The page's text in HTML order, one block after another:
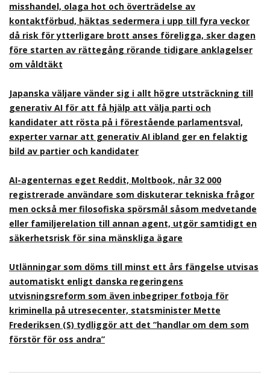
misshandel, olaga hot och överträdelse av
kontaktförbud, häktas sedermera i upp till fyra veckor
då risk för ytterligare brott anses föreligga, sker dagen
före starten av rättegång rörande tidigare anklagelser
om våldtäkt
Japanska väljare vänder sig i allt högre utsträckning till
generativ AI för att få hjälp att välja parti och
kandidater att rösta på i förestående parlamentsval,
experter varnar att generativ AI ibland ger en felaktig
bild av partier och kandidater
AI-agenternas eget Reddit, Moltbook, når 32 000
registrerade användare som diskuterar tekniska frågor
men också mer filosofiska spörsmål såsom medvetande
eller familjerelation till annan agent, utgör samtidigt en
säkerhetsrisk för sina mänskliga ägare
Utlänningar som döms till minst ett års fängelse utvisas
automatiskt enligt danska regeringens
utvisningsreform som även inbegriper fotboja för
kriminella på utresecenter, statsminister Mette
Frederiksen (S) tydliggör att det ”handlar om dem som
förstör för oss andra”